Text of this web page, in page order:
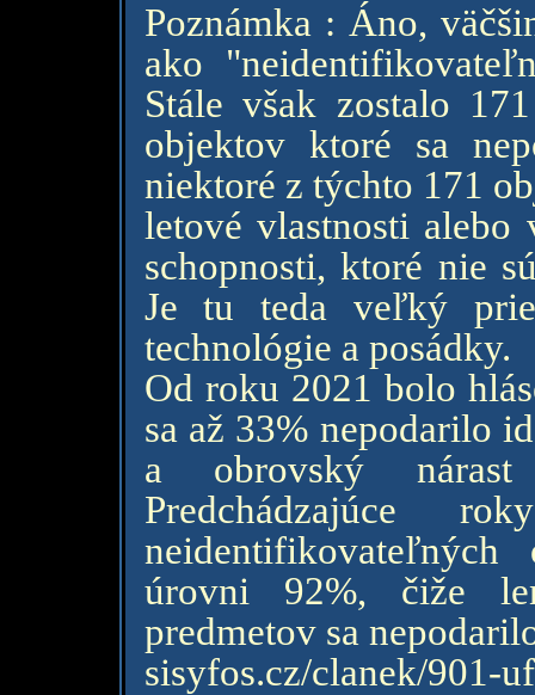
Poznámka : Áno,
ako
Stále však zostalo
objektov ktoré sa
niektoré z týchto 171
letové vlastnosti alebo
schopnosti, ktoré nie
Je tu teda veľký
technológie a posádky.
Od roku 2021 bolo
sa až 33% nepodarilo
a obrovský
Predchádzajúce
úrovni 92%, čiže
predmetov sa
sisyfos.cz/clanek/901-